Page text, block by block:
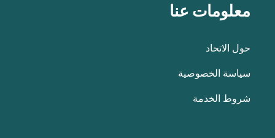
معلومات عنا
حول الاتحاد
سياسة الخصوصية
شروط الخدمة